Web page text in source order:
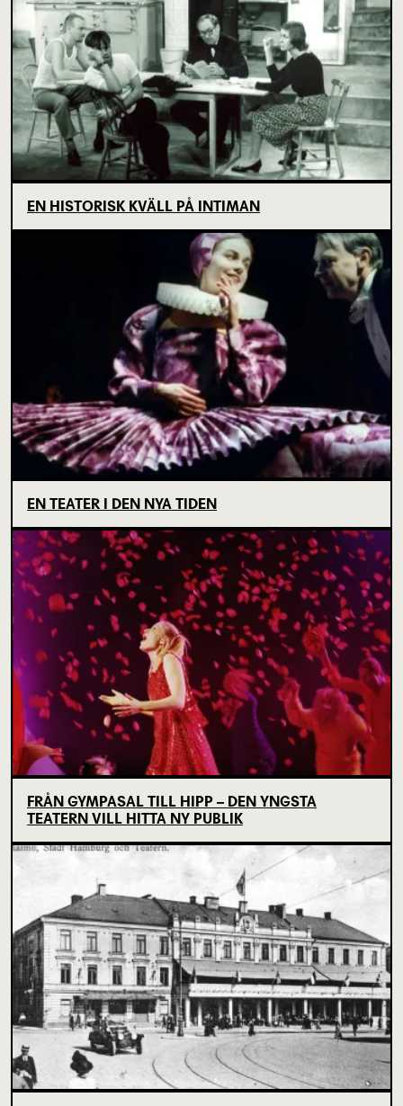
EN HISTORISK KVÄLL PÅ INTIMAN
EN TEATER I DEN NYA TIDEN
FRÅN GYMPASAL TILL HIPP – DEN YNGSTA
TEATERN VILL HITTA NY PUBLIK